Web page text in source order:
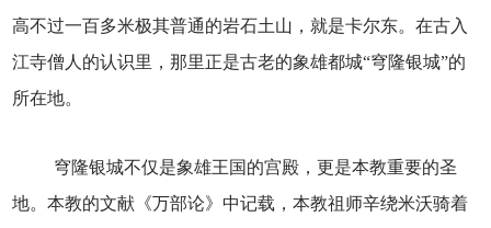
高不过一百多米极其普通的岩石土山，就是卡尔东。在古入
江寺僧人的认识里，那里正是古老的象雄都城“穹隆银城”的
所在地。
穹隆银城不仅是象雄王国的宫殿，更是本教重要的圣
地。本教的文献《万部论》中记载，本教祖师辛绕米沃骑着